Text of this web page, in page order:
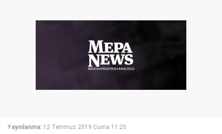
Yayınlanma: 12 Temmuz 2019 Cuma 11:25